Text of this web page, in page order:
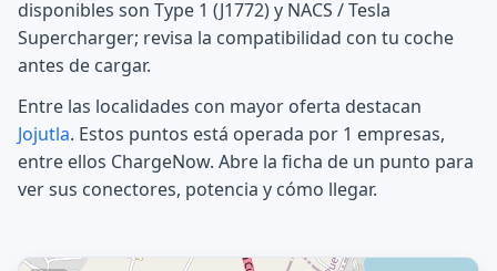
disponibles son Type 1 (J1772) y NACS / Tesla
Supercharger; revisa la compatibilidad con tu coche
antes de cargar.
Entre las localidades con mayor oferta destacan
Jojutla. Estos puntos está operada por 1 empresas,
entre ellos ChargeNow. Abre la ficha de un punto para
ver sus conectores, potencia y cómo llegar.